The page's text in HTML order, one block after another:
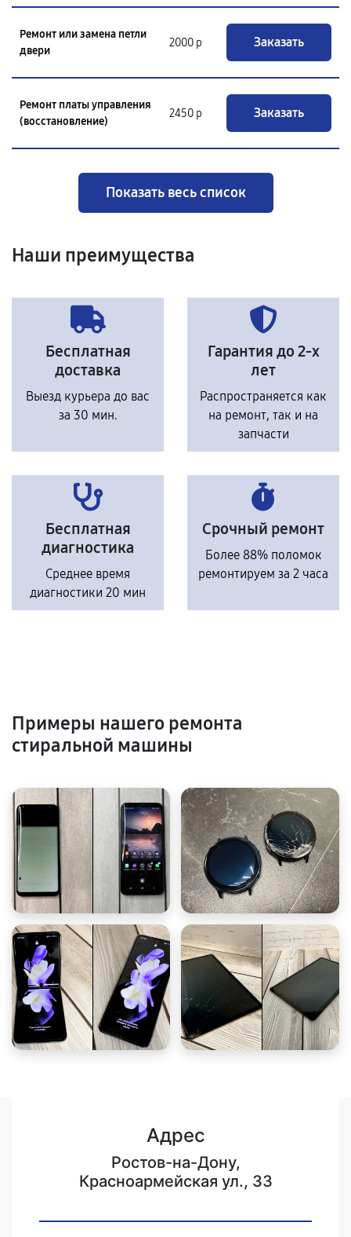
Ремонт или замена петли
двери
2000 р Заказать
Ремонт платы управления
(восстановление)
2450 р Заказать
Показать весь список
Наши преимущества
Бесплатная
доставка
Выезд курьера до вас
за 30 мин.
Гарантия до 2-х
лет
Распространяется как
на ремонт, так и на
запчасти
Бесплатная
диагностика
Среднее время
диагностики 20 мин
Срочный ремонт
Более 88% поломок
ремонтируем за 2 часа
Примеры нашего ремонта
стиральной машины
Адрес
Ростов-на-Дону,
Красноармейская ул., 33